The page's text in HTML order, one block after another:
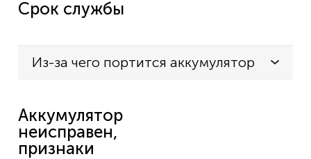
Срок службы
Из-за чего портится аккумулятор
Аккумулятор
неисправен,
признаки